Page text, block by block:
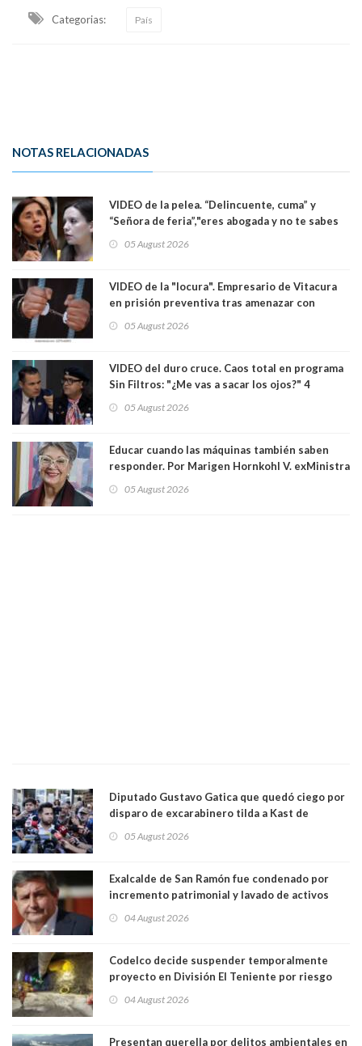
Categorias: País
NOTAS RELACIONADAS
VIDEO de la pelea. “Delincuente, cuma” y
“Señora de feria”,"eres abogada y no te sabes
senadoras Camila Flores y Fabiola Campillai en
05 August 2026
VIDEO de la "locura". Empresario de Vitacura
en prisión preventiva tras amenazar con
Los persiguió en potente camioneta
05 August 2026
VIDEO del duro cruce. Caos total en programa
Sin Filtros: "¿Me vas a sacar los ojos?" 4
excarabinero que dejó ciego a Gustavo Gatica:
05 August 2026
Educar cuando las máquinas también saben
responder. Por Marigen Hornkohl V. exMinistra
05 August 2026
Diputado Gustavo Gatica que quedó ciego por
disparo de excarabinero tilda a Kast de
absolución del exuniformado. Presidente DC
05 August 2026
Exalcalde de San Ramón fue condenado por
incremento patrimonial y lavado de activos
04 August 2026
Codelco decide suspender temporalmente
proyecto en División El Teniente por riesgo
04 August 2026
Presentan querella por delitos ambientales en